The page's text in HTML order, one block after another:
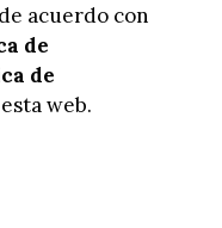
acuerdo con
de
de
web.